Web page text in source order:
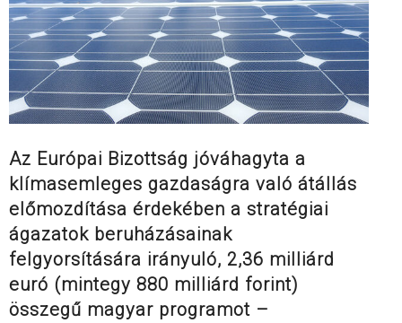
Az Európai Bizottság jóváhagyta a
klímasemleges gazdaságra való átállás
előmozdítása érdekében a stratégiai
ágazatok beruházásainak
felgyorsítására irányuló, 2,36 milliárd
euró (mintegy 880 milliárd forint)
összegű magyar programot –